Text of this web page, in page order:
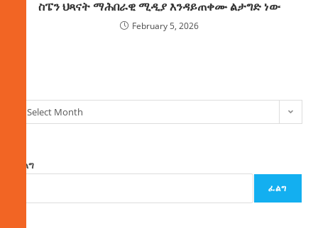
ስፔን ህጻናት ማሕበራዊ ሚዲያ እንዳይጠቀሙ ልታግድ ነው
February 5, 2026
Select Month
ፈልግ
ፈልግ